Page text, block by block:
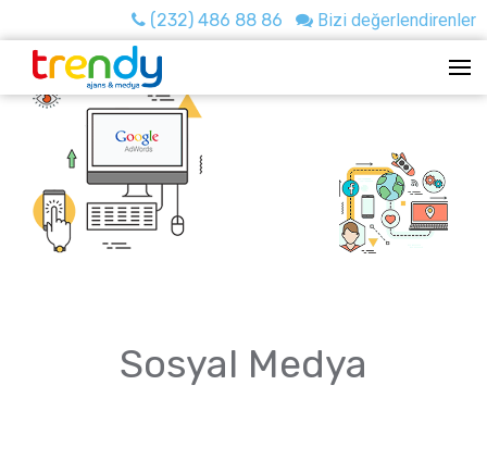
(232) 486 88 86 Bizi değerlendirenler
Sosyal Medya